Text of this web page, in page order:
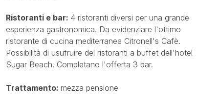
Ristoranti e bar: 4 ristoranti diversi per una grande
esperienza gastronomica. Da evidenziare l'ottimo
ristorante di cucina mediterranea Citronell's Cafè.
Possibilità di usufruire del ristoranti a buffet dell'hotel
Sugar Beach. Completano l'offerta 3 bar.
Trattamento: mezza pensione